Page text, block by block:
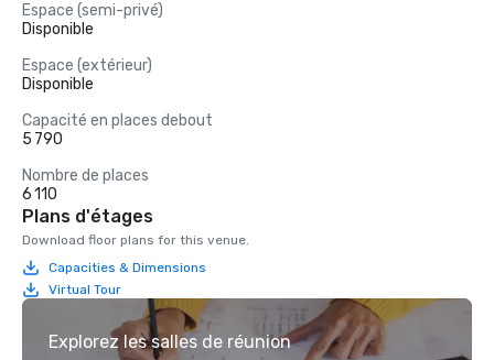
Espace (semi-privé)
Disponible
Espace (extérieur)
Disponible
Capacité en places debout
5 790
Nombre de places
6 110
Plans d'étages
Download floor plans for this venue.
Capacities & Dimensions
Virtual Tour
Explorez les salles de réunion